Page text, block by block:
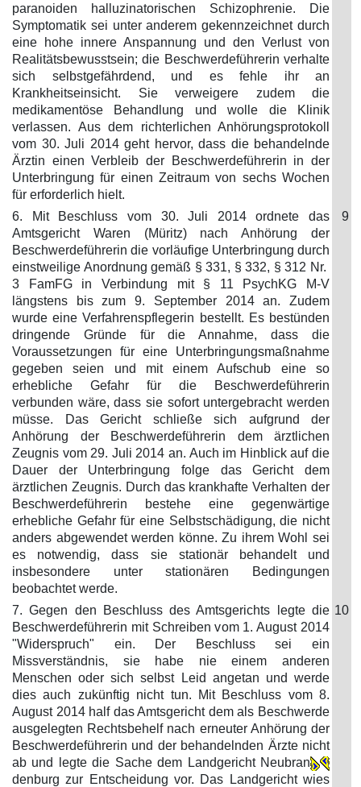
paranoiden halluzinatorischen Schizophrenie. Die
Symptomatik sei unter anderem gekennzeichnet durch
eine hohe innere Anspannung und den Verlust von
Realitätsbewusstsein; die Beschwerdeführerin verhalte
sich selbstgefährdend, und es fehle ihr an
Krankheitseinsicht. Sie verweigere zudem die
medikamentöse Behandlung und wolle die Klinik
verlassen. Aus dem richterlichen Anhörungsprotokoll
vom 30. Juli 2014 geht hervor, dass die behandelnde
Ärztin einen Verbleib der Beschwerdeführerin in der
Unterbringung für einen Zeitraum von sechs Wochen
für erforderlich hielt.
6. Mit Beschluss vom 30. Juli 2014 ordnete das
Amtsgericht Waren (Müritz) nach Anhörung der
Beschwerdeführerin die vorläufige Unterbringung durch
einstweilige Anordnung gemäß § 331, § 332, § 312 Nr.
3 FamFG in Verbindung mit § 11 PsychKG M-V
längstens bis zum 9. September 2014 an. Zudem
wurde eine Verfahrenspflegerin bestellt. Es bestünden
dringende Gründe für die Annahme, dass die
Voraussetzungen für eine Unterbringungsmaßnahme
gegeben seien und mit einem Aufschub eine so
erhebliche Gefahr für die Beschwerdeführerin
verbunden wäre, dass sie sofort untergebracht werden
müsse. Das Gericht schließe sich aufgrund der
Anhörung der Beschwerdeführerin dem ärztlichen
Zeugnis vom 29. Juli 2014 an. Auch im Hinblick auf die
Dauer der Unterbringung folge das Gericht dem
ärztlichen Zeugnis. Durch das krankhafte Verhalten der
Beschwerdeführerin bestehe eine gegenwärtige
erhebliche Gefahr für eine Selbstschädigung, die nicht
anders abgewendet werden könne. Zu ihrem Wohl sei
es notwendig, dass sie stationär behandelt und
insbesondere unter stationären Bedingungen
beobachtet werde.
9
7. Gegen den Beschluss des Amtsgerichts legte die
Beschwerdeführerin mit Schreiben vom 1. August 2014
"Widerspruch" ein. Der Beschluss sei ein
Missverständnis, sie habe nie einem anderen
Menschen oder sich selbst Leid angetan und werde
dies auch zukünftig nicht tun. Mit Beschluss vom 8.
August 2014 half das Amtsgericht dem als Beschwerde
ausgelegten Rechtsbehelf nach erneuter Anhörung der
Beschwerdeführerin und der behandelnden Ärzte nicht
ab und legte die Sache dem Landgericht Neubran
denburg zur Entscheidung vor. Das Landgericht wies
10